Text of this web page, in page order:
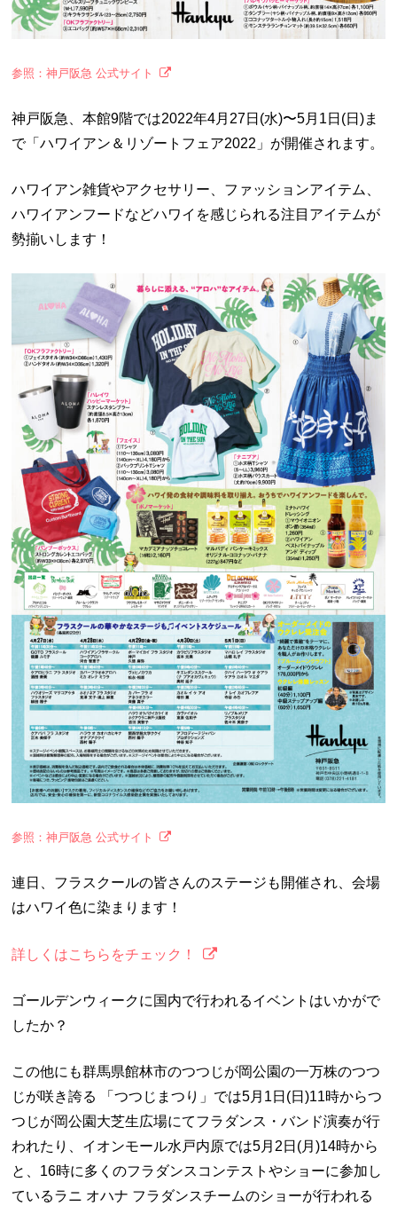
参照：神戸阪急 公式サイト
神戸阪急、本館9階では2022年4月27日(水)〜5月1日(日)ま
で「ハワイアン＆リゾートフェア2022」が開催されます。
ハワイアン雑貨やアクセサリー、ファッションアイテム、
ハワイアンフードなどハワイを感じられる注目アイテムが
勢揃いします！
参照：神戸阪急 公式サイト
連日、フラスクールの皆さんのステージも開催され、会場
はハワイ色に染まります！
詳しくはこちらをチェック！
ゴールデンウィークに国内で行われるイベントはいかがで
したか？
この他にも群馬県館林市のつつじが岡公園の一万株のつつ
じが咲き誇る 「つつじまつり」では5月1日(日)11時からつ
つじが岡公園大芝生広場にてフラダンス・バンド演奏が行
われたり、イオンモール水戸内原では5月2日(月)14時から
と、16時に多くのフラダンスコンテストやショーに参加し
ているラニ オハナ フラダンスチームのショーが行われる